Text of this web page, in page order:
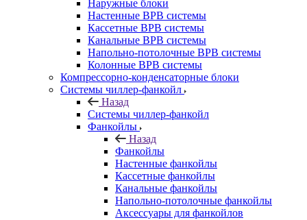
Наружные блоки
Настенные ВРВ системы
Кассетные ВРВ системы
Канальные ВРВ системы
Напольно-потолочные ВРВ системы
Колонные ВРВ системы
Компрессорно-конденсаторные блоки
Системы чиллер-фанкойл
Назад
Системы чиллер-фанкойл
Фанкойлы
Назад
Фанкойлы
Настенные фанкойлы
Кассетные фанкойлы
Канальные фанкойлы
Напольно-потолочные фанкойлы
Аксессуары для фанкойлов